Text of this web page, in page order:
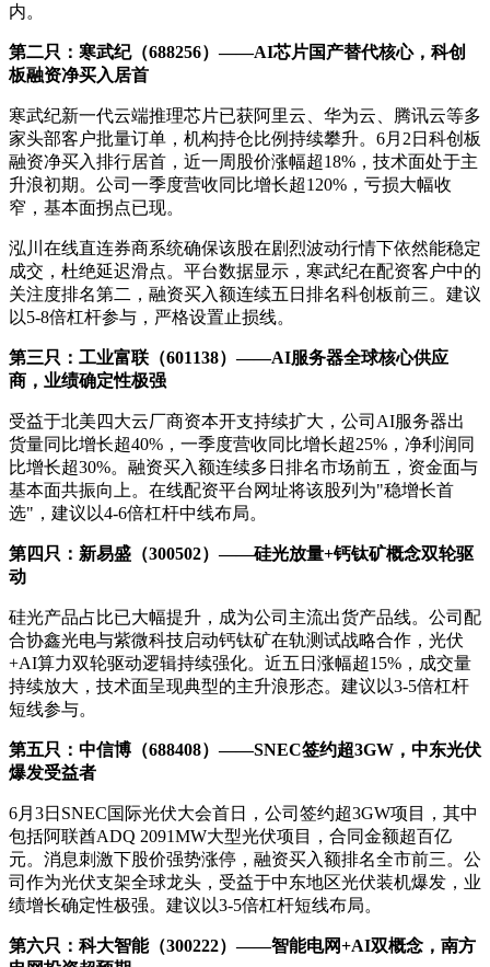
内。
第二只：寒武纪（688256）——AI芯片国产替代核心，科创
板融资净买入居首
寒武纪新一代云端推理芯片已获阿里云、华为云、腾讯云等多
家头部客户批量订单，机构持仓比例持续攀升。6月2日科创板
融资净买入排行居首，近一周股价涨幅超18%，技术面处于主
升浪初期。公司一季度营收同比增长超120%，亏损大幅收
窄，基本面拐点已现。
泓川在线直连券商系统确保该股在剧烈波动行情下依然能稳定
成交，杜绝延迟滑点。平台数据显示，寒武纪在配资客户中的
关注度排名第二，融资买入额连续五日排名科创板前三。建议
以5-8倍杠杆参与，严格设置止损线。
第三只：工业富联（601138）——AI服务器全球核心供应
商，业绩确定性极强
受益于北美四大云厂商资本开支持续扩大，公司AI服务器出
货量同比增长超40%，一季度营收同比增长超25%，净利润同
比增长超30%。融资买入额连续多日排名市场前五，资金面与
基本面共振向上。在线配资平台网址将该股列为"稳增长首
选"，建议以4-6倍杠杆中线布局。
第四只：新易盛（300502）——硅光放量+钙钛矿概念双轮驱
动
硅光产品占比已大幅提升，成为公司主流出货产品线。公司配
合协鑫光电与紫微科技启动钙钛矿在轨测试战略合作，光伏
+AI算力双轮驱动逻辑持续强化。近五日涨幅超15%，成交量
持续放大，技术面呈现典型的主升浪形态。建议以3-5倍杠杆
短线参与。
第五只：中信博（688408）——SNEC签约超3GW，中东光伏
爆发受益者
6月3日SNEC国际光伏大会首日，公司签约超3GW项目，其中
包括阿联酋ADQ 2091MW大型光伏项目，合同金额超百亿
元。消息刺激下股价强势涨停，融资买入额排名全市前三。公
司作为光伏支架全球龙头，受益于中东地区光伏装机爆发，业
绩增长确定性极强。建议以3-5倍杠杆短线布局。
第六只：科大智能（300222）——智能电网+AI双概念，南方